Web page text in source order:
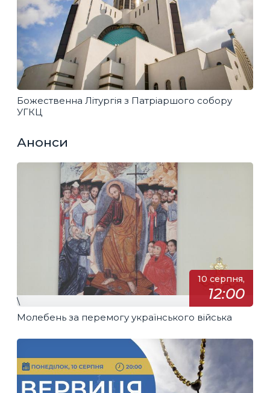
Божественна Літургія з Патріаршого собору
УГКЦ
Анонси
10 серпня,
12:00
\
Молебень за перемогу українського війська